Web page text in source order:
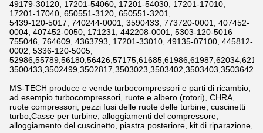
49179-30120, 17201-54060, 17201-54030, 17201-17010,
17201-17040, 650551-3120, 650551-3201,
5439-120-5017, 740244-0001, 3590433, 773720-0001, 407452-
0004, 407452-0050, 171231, 442208-0001, 5303-120-5016
755046, 764609, 4363793, 17201-33010, 49135-07100, 445812-
0002, 5336-120-5005,
MS-TECH produce e vende turbocompressori e parti di ricambio,
ad esempio turbocompressori, ruote e albero (rotori), CHRA,
ruote compressori, pezzi fusi delle ruote delle turbine, cuscinetti
turbo,Casse per turbine, alloggiamenti del compressore,
alloggiamento del cuscinetto, piastra posteriore, kit di riparazione,